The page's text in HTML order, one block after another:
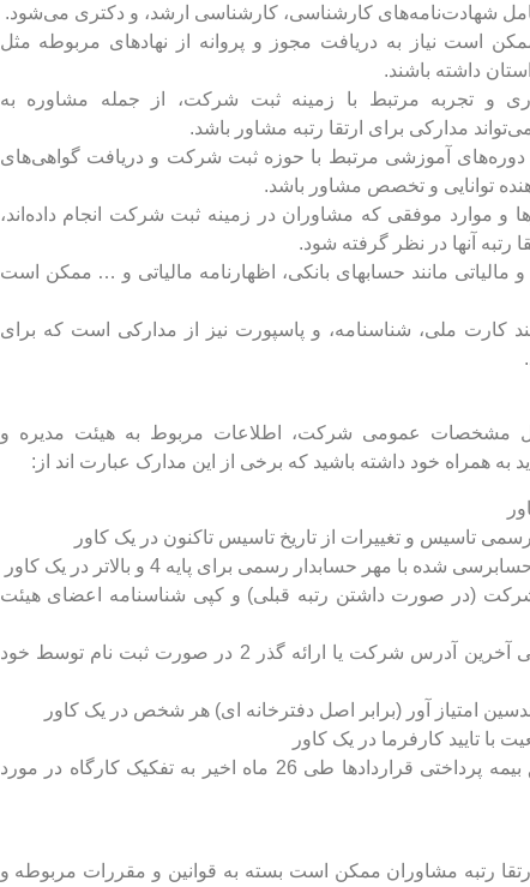
شهادت‌نامه‌های کارشناسی، کارشناسی ارشد، و دکتری می‌شود.
است نیاز به دریافت مجوز و پروانه از نهادهای مربوطه مثل
داشته باشند.
و تجربه مرتبط با زمینه ثبت شرکت، از جمله مشاوره به
مدارکی برای ارتقا رتبه مشاور باشد.
آموزشی مرتبط با حوزه ثبت شرکت و دریافت گواهی‌های
توانایی و تخصص مشاور باشد.
و موارد موفقی که مشاوران در زمینه ثبت شرکت انجام داده‌اند،
رتبه آنها در نظر گرفته شود.
و مالیاتی مانند حسابهای بانکی، اظهارنامه مالیاتی و … ممکن است
کارت ملی، شناسنامه، و پاسپورت نیز از مدارکی است که برای
مشخصات عمومی شرکت، اطلاعات مربوط به هیئت مدیره و
به همراه خود داشته باشید که برخی از این مدارک عبارت اند از:
تاسیس و تغییرات از تاریخ تاسیس تاکنون در یک کاور
مهر حسابدار رسمی برای پایه 4 و بالاتر در یک کاور
(در صورت داشتن رتبه قبلی) و کپی شناسنامه اعضای هیئت
ارائه کد اقتصادی، شناسه ملی، و کد پستی آخرین آدرس شرکت یا ارائه گذر 2 در صورت ثبت نام توسط خود
امتیاز آور (برابر اصل دفترخانه ای) هر شخص در یک کاور
تایید کارفرما در یک کاور
کپی برابر اصل شرکتی تصویر گواهی حق بیمه پرداختی قراردادها طی 26 ماه اخیر به تفکیک کارگاه در مورد
رتبه مشاوران ممکن است بسته به قوانین و مقررات مربوطه و